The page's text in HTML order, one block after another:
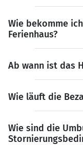
Wie bekomme
Ferienhaus?
Ab wann ist das
Wie läuft die
Wie sind die